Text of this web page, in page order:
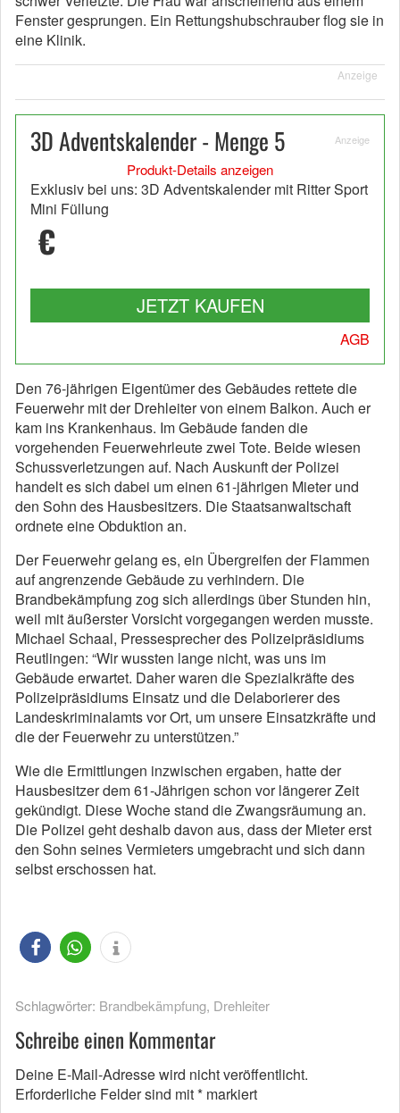
Fenster gesprungen. Ein Rettungshubschrauber flog sie in
eine Klinik.
Anzeige
3D Adventskalender - Menge 5 Anzeige
Produkt-Details anzeigen
Exklusiv bei uns: 3D Adventskalender mit Ritter Sport
Mini Füllung
€
JETZT KAUFEN
AGB
Den 76-jährigen Eigentümer des Gebäudes rettete die
Feuerwehr mit der Drehleiter von einem Balkon. Auch er
kam ins Krankenhaus. Im Gebäude fanden die
vorgehenden Feuerwehrleute zwei Tote. Beide wiesen
Schussverletzungen auf. Nach Auskunft der Polizei
handelt es sich dabei um einen 61-jährigen Mieter und
den Sohn des Hausbesitzers. Die Staatsanwaltschaft
ordnete eine Obduktion an.
Der Feuerwehr gelang es, ein Übergreifen der Flammen
auf angrenzende Gebäude zu verhindern. Die
Brandbekämpfung zog sich allerdings über Stunden hin,
weil mit äußerster Vorsicht vorgegangen werden musste.
Michael Schaal, Pressesprecher des Polizeipräsidiums
Reutlingen: “Wir wussten lange nicht, was uns im
Gebäude erwartet. Daher waren die Spezialkräfte des
Polizeipräsidiums Einsatz und die Delaborierer des
Landeskriminalamts vor Ort, um unsere Einsatzkräfte und
die der Feuerwehr zu unterstützen.”
Wie die Ermittlungen inzwischen ergaben, hatte der
Hausbesitzer dem 61-Jährigen schon vor längerer Zeit
gekündigt. Diese Woche stand die Zwangsräumung an.
Die Polizei geht deshalb davon aus, dass der Mieter erst
den Sohn seines Vermieters umgebracht und sich dann
selbst erschossen hat.
Schlagwörter: Brandbekämpfung, Drehleiter
Schreibe einen Kommentar
Deine E-Mail-Adresse wird nicht veröffentlicht.
Erforderliche Felder sind mit* markiert